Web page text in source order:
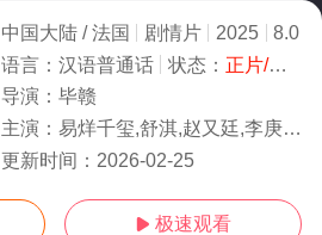
中国大陆 / 法国 剧情片 2025
8.0
语言： 汉语普通话 状态： 正片/高清
导演： 毕赣
主演： 易烊千玺,舒淇,赵又廷,李庚希,黄觉,陈永忠,郭沐橙,张志坚,曾美慧孜,闫楠
更新时间： 2026-02-25
 极速观看